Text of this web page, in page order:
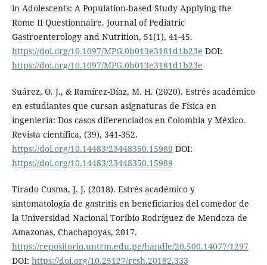
in Adolescents: A Population-based Study Applying the
Rome II Questionnaire. Journal of Pediatric
Gastroenterology and Nutrition, 51(1), 41-45.
https://doi.org/10.1097/MPG.0b013e3181d1b23e DOI:
https://doi.org/10.1097/MPG.0b013e3181d1b23e
Suárez, O. J., & Ramírez-Díaz, M. H. (2020). Estrés académico
en estudiantes que cursan asignaturas de Física en
ingeniería: Dos casos diferenciados en Colombia y México.
Revista científica, (39), 341-352.
https://doi.org/10.14483/23448350.15989 DOI:
https://doi.org/10.14483/23448350.15989
Tirado Cusma, J. J. (2018). Estrés académico y
sintomatología de gastritis en beneficiarios del comedor de
la Universidad Nacional Toribio Rodríguez de Mendoza de
Amazonas, Chachapoyas, 2017.
https://repositorio.untrm.edu.pe/handle/20.500.14077/1297
DOI: https://doi.org/10.25127/rcsh.20182.333